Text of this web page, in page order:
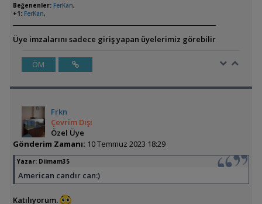
Beğenenler: FerKan,
+1: FerKan,
Üye imzalarını sadece giriş yapan üyelerimiz görebilir
ÖM
Frkn
Çevrim Dışı
Özel Üye
Gönderim Zamanı: 10 Temmuz 2023 18:29
Yazar: Diimam35
American candır can:)
Katılıyorum.